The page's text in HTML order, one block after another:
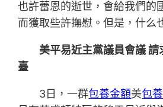
也許蕾恩的逝世，會給我們的
而獲取些許撫慰。但是，什么
美平易近主黨議員會議
臺
3日，一群包養金額美包養